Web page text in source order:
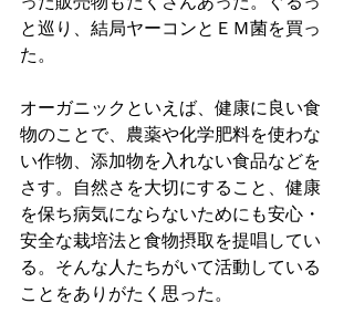
と巡り、結局ヤーコンとＥＭ菌を買っ
た。
オーガニックといえば、健康に良い食
物のことで、農薬や化学肥料を使わな
い作物、添加物を入れない食品などを
さす。自然さを大切にすること、健康
を保ち病気にならないためにも安心・
安全な栽培法と食物摂取を提唱してい
る。そんな人たちがいて活動している
ことをありがたく思った。